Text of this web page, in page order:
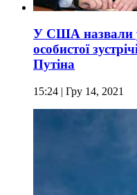
У США назвали
особистої
Путіна
15:24 | Гру 14, 2021